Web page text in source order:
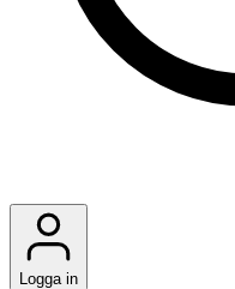
Logga in